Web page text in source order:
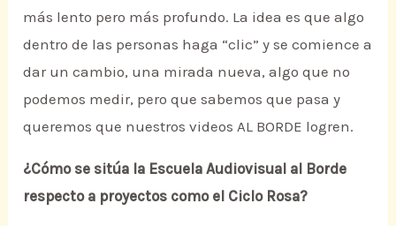
más lento pero más profundo. La idea es que algo
dentro de las personas haga “clic” y se comience a
dar un cambio, una mirada nueva, algo que no
podemos medir, pero que sabemos que pasa y
queremos que nuestros videos AL BORDE logren.
¿Cómo se sitúa la Escuela Audiovisual al Borde
respecto a proyectos como el Ciclo Rosa?